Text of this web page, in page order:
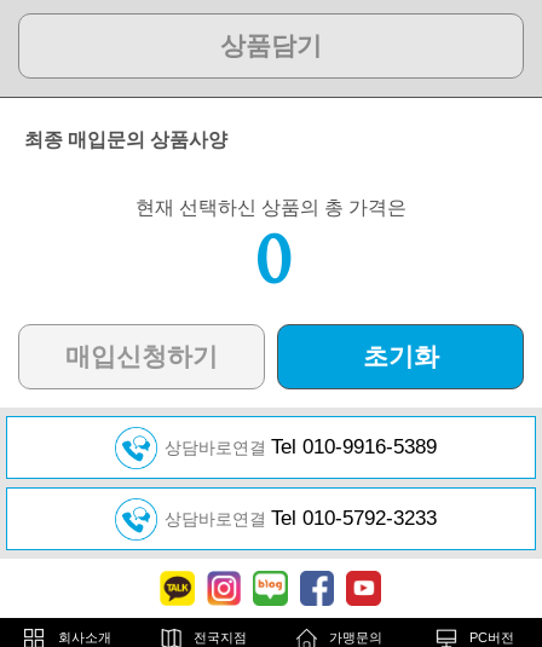
상품담기
최종 매입문의 상품사양
현재 선택하신 상품의 총 가격은
0
매입신청하기 초기화
상담바로연결 Tel 010-9916-5389
상담바로연결 Tel 010-5792-3233
회사소개 전국지점 가맹문의 PC버전